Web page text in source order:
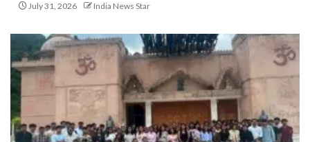
July 31, 2026 India News Star